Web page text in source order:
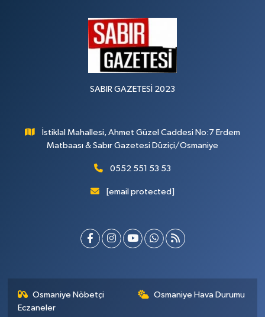
SABIR GAZETESİ 2023
İstiklal Mahallesi, Ahmet Güzel Caddesi No:7 Erdem
Matbaası & Sabır Gazetesi Düziçi/Osmaniye
0552 551 53 53
[email protected]
Osmaniye Nöbetçi
Eczaneler
Osmaniye Hava Durumu